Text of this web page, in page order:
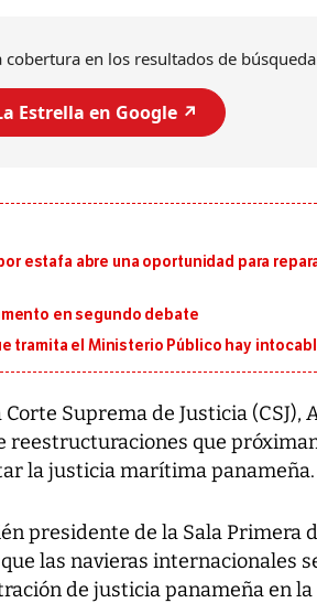
cobertura en los resultados de
Estrella en Google ↗️
estafa abre una oportunidad para
en segundo debate
tramita el Ministerio Público hay
Suprema de Justicia (CSJ),
reestructuraciones que
la justicia marítima panameña.
presidente de la Sala Primera
las navieras internacionales
de justicia panameña en la
al sur de Japón,